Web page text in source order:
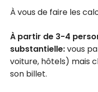
À vous de faire les
À partir de 3-4
substantielle:vous
voiture, hôtels) mais
son billet.